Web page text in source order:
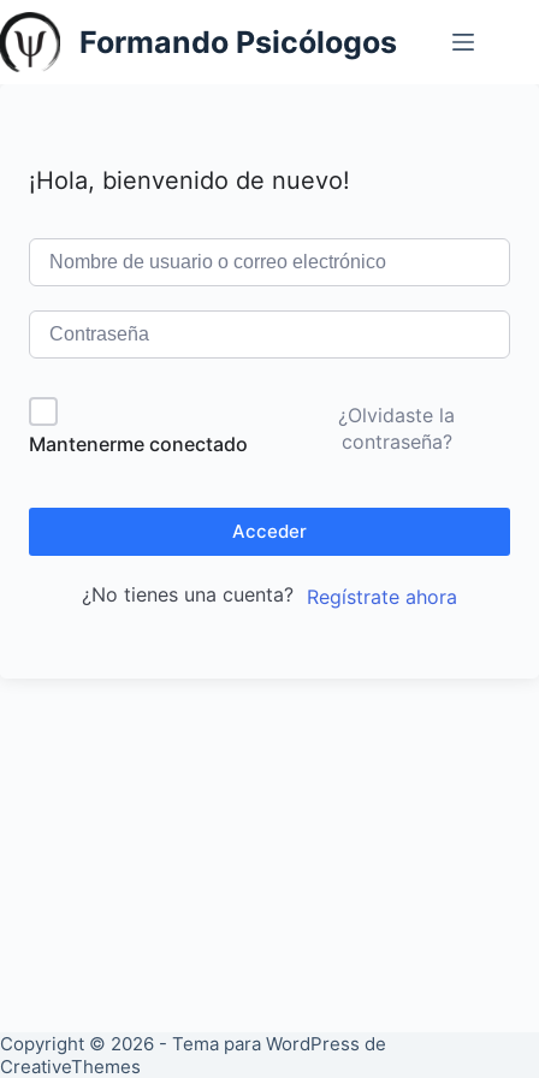
Saltar
al
contenido
Formando Psicólogos
¡Hola, bienvenido de nuevo!
Mantenerme conectado
¿Olvidaste la
contraseña?
Acceder
¿No tienes una cuenta? Regístrate ahora
Copyright © 2026 - Tema para WordPress de
CreativeThemes